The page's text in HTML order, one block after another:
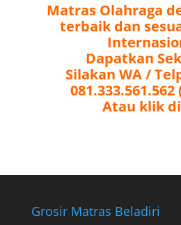
Matras Olahraga
terbaik dan
Dapatkan
Silakan WA /
Atau klik
Grosir Matras Beladiri